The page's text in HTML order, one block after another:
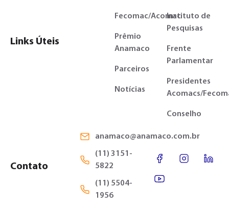
Links Úteis
Fecomac/Acomac
Prêmio
Anamaco
Parceiros
Notícias
Instituto de
Pesquisas
Frente
Parlamentar
Presidentes
Acomacs/
Conselho
Contato
anamaco@anamaco.com.br
(11) 3151-
5822
(11) 5504-
1956